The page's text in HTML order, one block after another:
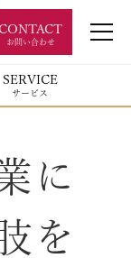
CONTACT
お問い合わせ
SERVICE
サービス
に
を